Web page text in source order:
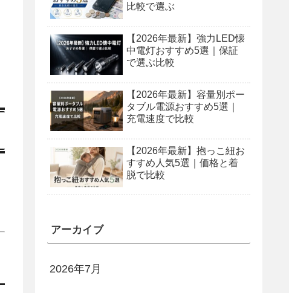
比較で選ぶ
【2026年最新】強力LED懐
中電灯おすすめ5選｜保証
で選ぶ比較
【2026年最新】容量別ポー
タブル電源おすすめ5選｜
充電速度で比較
【2026年最新】抱っこ紐お
すすめ人気5選｜価格と着
脱で比較
アーカイブ
2026年7月